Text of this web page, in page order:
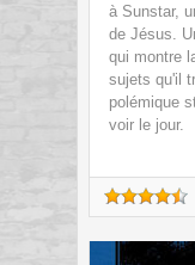
à Sunstar,
de Jésus.
qui montre
sujets qu'il
polémique
voir le jour.